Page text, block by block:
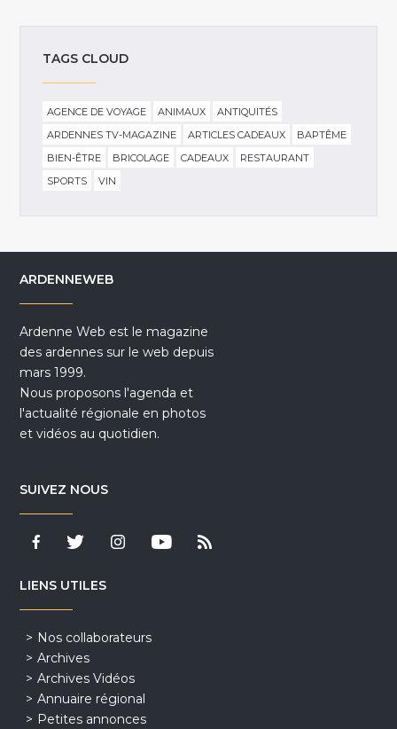
TAGS CLOUD
AGENCE DE VOYAGE ANIMAUX
ANTIQUITÉS
ARDENNES TV-MAGAZINE
ARTICLES CADEAUX
BAPTÊME
BIEN-ÊTRE
BRICOLAGE CADEAUX
RESTAURANT
SPORTS
VIN
ARDENNEWEB
Ardenne Web est le magazine
des ardennes sur le web depuis
mars 1999.
Nous proposons l'agenda et
l'actualité régionale en photos
et vidéos au quotidien.
SUIVEZ NOUS
LIENS UTILES
Nos collaborateurs
Archives
Archives Vidéos
Annuaire régional
Petites annonces